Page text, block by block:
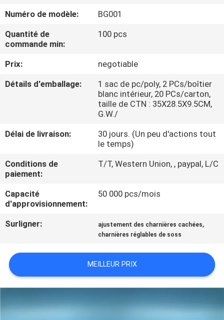
VISITE
D'USINE
CONTRÔLE
DE
CONTACTEZ-
NOUVELLES
DU
SITE
PRIVACY
Numéro de modèle:
BG001
Quantité de
commande min:
100 pcs
Prix:
negotiable
Détails d'emballage:
1 sac de pc/poly, 2 PCs/boîtier
blanc intérieur, 20 PCs/carton,
taille de CTN : 35X28.5X9.5CM,
G.W./
Délai de livraison:
30 jours. (Un peu d'actions tout
le temps)
Conditions de
paiement:
T/T, Western Union, , paypal, L/C
Capacité
d'approvisionnement:
50 000 pcs/mois
Surligner: ajustement des charnières cachées,
charnières réglables de soss
MEILLEUR PRIX